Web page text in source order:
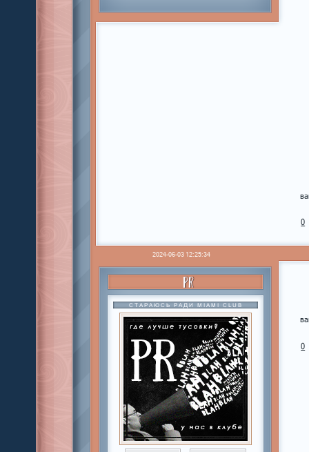
0
2024-06-03 12:25:34
PR
СТАРАЮСЬ РАДИ MIAMI CLUB
0